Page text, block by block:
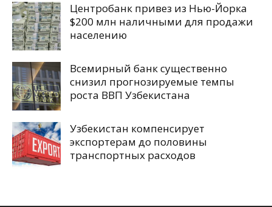
Центробанк привез из Нью-Йорка
$200 млн наличными для продажи
населению
Всемирный банк существенно
снизил прогнозируемые темпы
роста ВВП Узбекистана
Узбекистан компенсирует
экспортерам до половины
транспортных расходов